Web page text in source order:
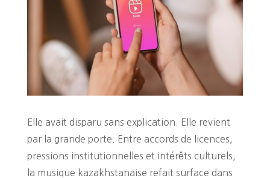
Elle avait disparu sans explication. Elle revient
par la grande porte. Entre accords de licences,
pressions institutionnelles et intérêts culturels,
la musique kazakhstanaise refait surface dans